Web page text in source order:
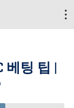
베팅 팁 |